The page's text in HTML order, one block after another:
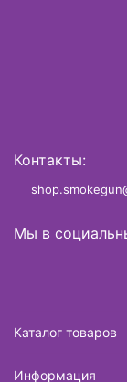
Контакты:
Мы в
Каталог товаров
Информация